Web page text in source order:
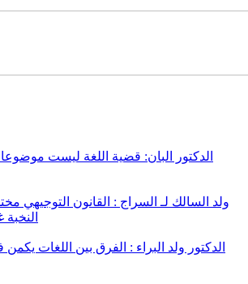
الدكتور البان: قضية اللغة ليست موضوعا
ولد السالك لـ السراج : القانون التوجيهي
الدكتور ولد البراء : الفرق بين اللغات